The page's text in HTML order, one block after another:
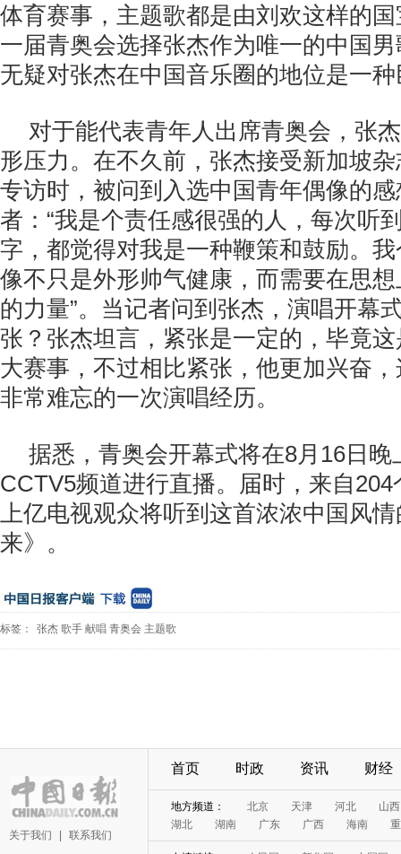
体育赛事，主题歌都是由刘欢这样的
一届青奥会选择张杰作为唯一的中国
无疑对张杰在中国音乐圈的地位是一
对于能代表青年人出席青奥会，张
形压力。在不久前，张杰接受新加坡
专访时，被问到入选中国青年偶像的
者：“我是个责任感很强的人，每次听
字，都觉得对我是一种鞭策和鼓励。
像不只是外形帅气健康，而需要在思
的力量”。当记者问到张杰，演唱开幕
张？张杰坦言，紧张是一定的，毕竟
大赛事，不过相比紧张，他更加兴奋
非常难忘的一次演唱经历。
据悉，青奥会开幕式将在8月16日晚
CCTV5频道进行直播。届时，来自
上亿电视观众将听到这首浓浓中国风
来》。
标签： 张杰 歌手 献唱 青奥会 主题歌
关于我们 联系我们
首页 时政 资讯 财经
地方频道： 北京 天津 河北
山西
湖北
湖南 广东 广西 海南